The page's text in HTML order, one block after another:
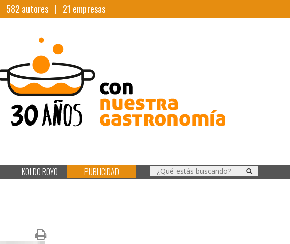
582 autores | 21 empresas
KOLDO ROYO PUBLICIDAD